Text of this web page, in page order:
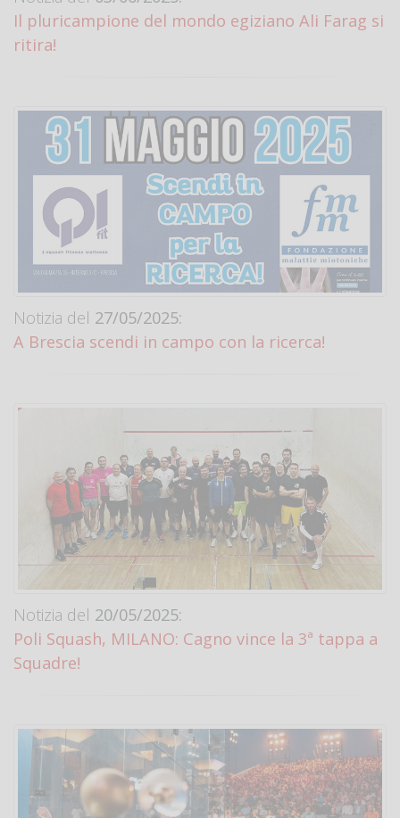
Il pluricampione del mondo egiziano Ali Farag si
ritira!
Notizia del 27/05/2025:
A Brescia scendi in campo con la ricerca!
Notizia del 20/05/2025:
Poli Squash, MILANO: Cagno vince la 3ª tappa a
Squadre!